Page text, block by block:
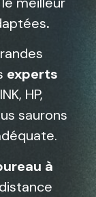
.
experts
HP,
saurons
à